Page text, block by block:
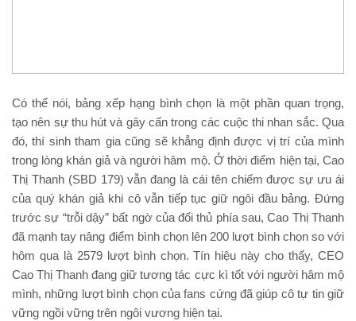
Có thể nói, bảng xếp hạng bình chọn là một phần quan trọng,
tạo nên sự thu hút và gây cấn trong các cuộc thi nhan sắc. Qua
đó, thí sinh tham gia cũng sẽ khẳng định được vị trí của mình
trong lòng khán giả và người hâm mộ. Ở thời điểm hiện tại, Cao
Thị Thanh (SBD 179) vẫn đang là cái tên chiếm được sự ưu ái
của quý khán giả khi cô vẫn tiếp tục giữ ngôi đầu bảng. Đứng
trước sự “trỗi dậy” bất ngờ của đối thủ phía sau, Cao Thị Thanh
đã mạnh tay nâng điểm bình chọn lên 200 lượt bình chọn so với
hôm qua là 2579 lượt bình chọn. Tín hiệu này cho thấy, CEO
Cao Thị Thanh đang giữ tương tác cực kì tốt với người hâm mộ
mình, những lượt bình chọn của fans cứng đã giúp cô tự tin giữ
vững ngồi vững trên ngôi vương hiện tại.